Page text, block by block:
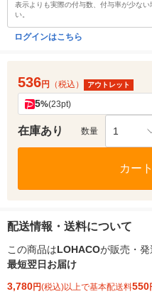
表示よりも実際の付与数、付与率が少な
い。
ログインはこちら
536円 （税込） アウトレット
5%(23pt)
在庫あり 数量 1
カー
配送情報・送料について
この商品はLOHACOが販売・発
最短翌日お届け
3,780円(税込)以上で基本配送料550